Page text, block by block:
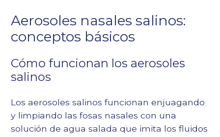
Aerosoles nasales salinos:
conceptos básicos
Cómo funcionan los aerosoles
salinos
Los aerosoles salinos funcionan enjuagando
y limpiando las fosas nasales con una
solución de agua salada que imita los fluidos